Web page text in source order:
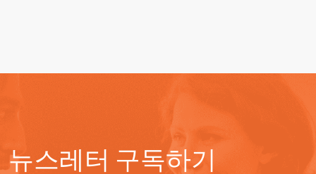
뉴스레터 구독하기